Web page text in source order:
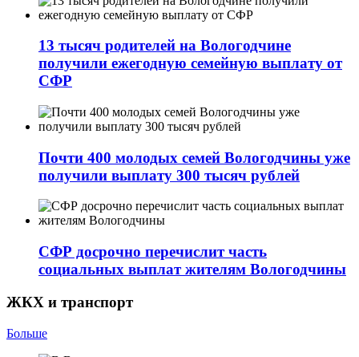
13 тысяч родителей на Вологодчине
получили ежегодную семейную выплату от
СФР
Почти 400 молодых семей Вологодчины уже
получили выплату 300 тысяч рублей
СФР досрочно перечислит часть
социальных выплат жителям Вологодчины
ЖКХ и транспорт
Больше